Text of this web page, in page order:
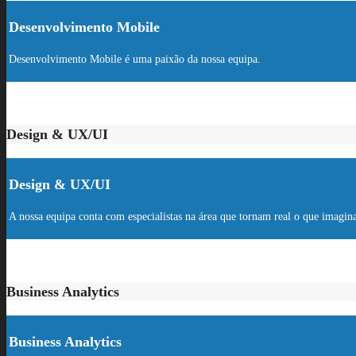
Desenvolvimento Mobile
Desenvolvimento Mobile é uma paixão da nossa equipa.
Design & UX/UI
Design & UX/UI
A nossa equipa conta com especialistas na área que tornam real o que
Business Analytics
Business Analytics